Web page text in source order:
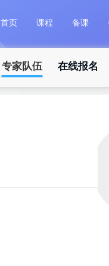
首页 课程 备课
专家队伍 在线报名